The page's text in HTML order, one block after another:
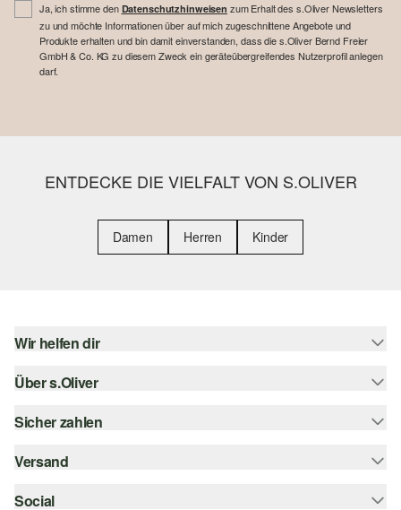
Ja, ich stimme den Datenschutzhinweisen zum Erhalt des s.Oliver Newsletters
zu und möchte Informationen über auf mich zugeschnittene Angebote und
Produkte erhalten und bin damit einverstanden, dass die s.Oliver Bernd Freier
GmbH & Co. KG zu diesem Zweck ein geräteübergreifendes Nutzerprofil anlegen
darf.
ENTDECKE DIE VIELFALT VON S.OLIVER
Damen Herren Kinder
Wir helfen dir
Hilfe & FAQ
Größenberatung
Über s.Oliver
Newsletter
s.Oliver Card
Sicher zahlen
Rechnung
Kreditkarte
Versand
Sendungsverfolgung
Social